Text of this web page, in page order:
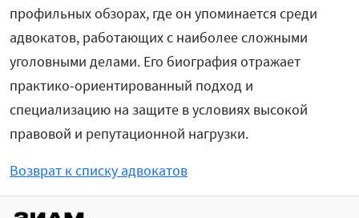
профильных обзорах, где он упоминается среди
адвокатов, работающих с наиболее сложными
уголовными делами. Его биография отражает
практико-ориентированный подход и
специализацию на защите в условиях высокой
правовой и репутационной нагрузки.
Возврат к списку адвокатов